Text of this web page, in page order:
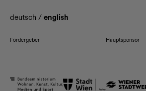
deutsch / english
Fördergeber Hauptsponsor